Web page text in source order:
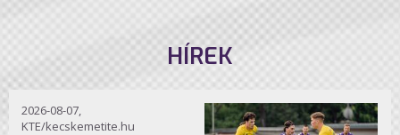
HÍREK
2026-08-07,
KTE/kecskemetite.hu